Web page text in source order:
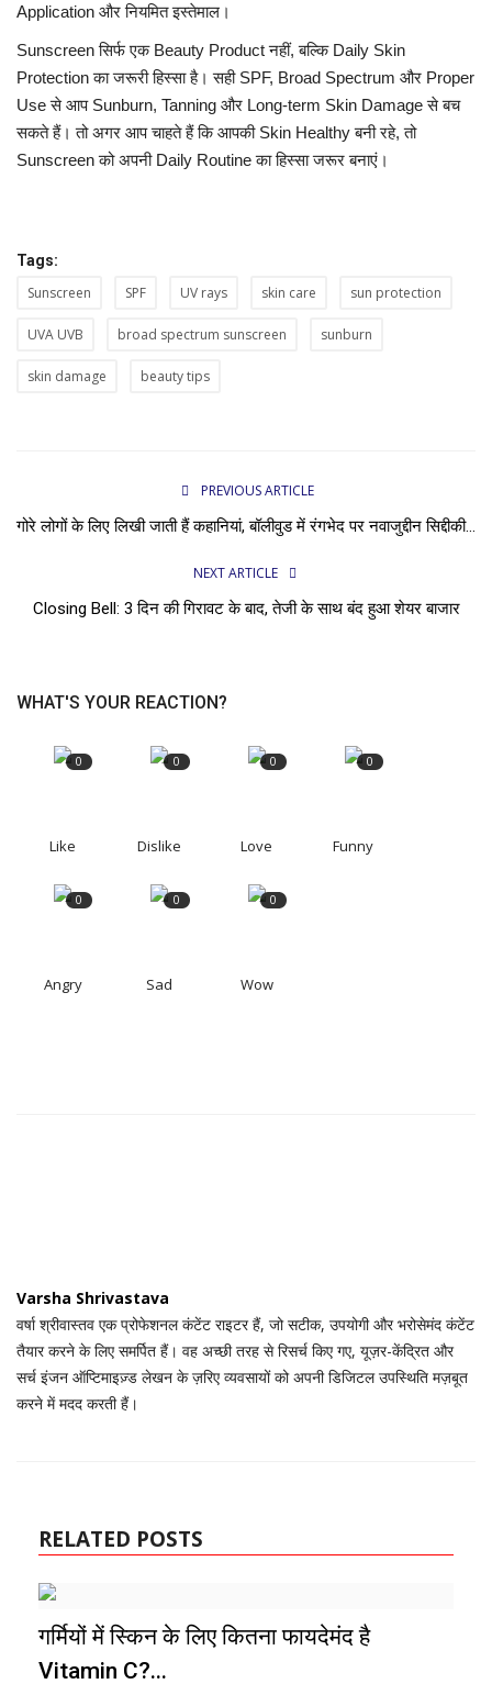
Application और नियमित इस्तेमाल।
Sunscreen सिर्फ एक Beauty Product नहीं, बल्कि Daily Skin
Protection का जरूरी हिस्सा है। सही SPF, Broad Spectrum और Proper
Use से आप Sunburn, Tanning और Long-term Skin Damage से बच
सकते हैं। तो अगर आप चाहते हैं कि आपकी Skin Healthy बनी रहे, तो
Sunscreen को अपनी Daily Routine का हिस्सा जरूर बनाएं।
Tags:
Sunscreen SPF UV rays skin care sun protection
UVA UVB broad spectrum sunscreen sunburn
skin damage beauty tips
PREVIOUS ARTICLE
गोरे लोगों के लिए लिखी जाती हैं कहानियां, बॉलीवुड में रंगभेद पर नवाजुद्दीन सिद्दीकी...
NEXT ARTICLE
Closing Bell: 3 दिन की गिरावट के बाद, तेजी के साथ बंद हुआ शेयर बाजार
WHAT'S YOUR REACTION?
0
Like
0
Dislike
0
Love
0
Funny
0
Angry
0
Sad
0
Wow
Varsha Shrivastava
वर्षा श्रीवास्तव एक प्रोफेशनल कंटेंट राइटर हैं, जो सटीक, उपयोगी और भरोसेमंद कंटेंट
तैयार करने के लिए समर्पित हैं। वह अच्छी तरह से रिसर्च किए गए, यूज़र-केंद्रित और
सर्च इंजन ऑप्टिमाइज़्ड लेखन के ज़रिए व्यवसायों को अपनी डिजिटल उपस्थिति मज़बूत
करने में मदद करती हैं।
RELATED POSTS
गर्मियों में स्किन के लिए कितना फायदेमंद है
Vitamin C?...